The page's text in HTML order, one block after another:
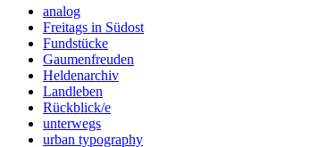
analog
Freitags in Südost
Fundstücke
Gaumenfreuden
Heldenarchiv
Landleben
Rückblick/e
unterwegs
urban typography